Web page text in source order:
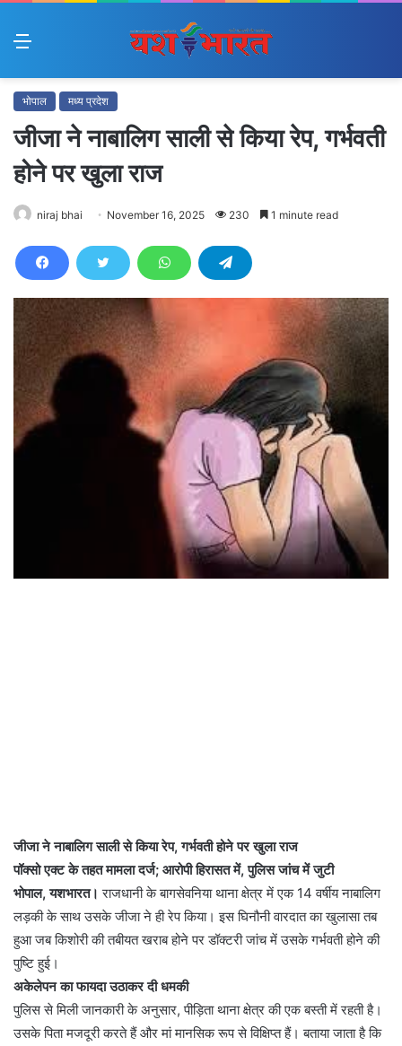
Menu
भोपाल मध्य प्रदेश
जीजा ने नाबालिग साली से किया रेप, गर्भवती
होने पर खुला राज
niraj bhai November 16, 2025 230 1 minute read
जीजा ने नाबालिग साली से किया रेप, गर्भवती होने पर खुला राज
पॉक्सो एक्ट के तहत मामला दर्ज; आरोपी हिरासत में, पुलिस जांच में जुटी
भोपाल, यशभारत। राजधानी के बागसेवनिया थाना क्षेत्र में एक 14 वर्षीय नाबालिग
लड़की के साथ उसके जीजा ने ही रेप किया। इस घिनौनी वारदात का खुलासा तब
हुआ जब किशोरी की तबीयत खराब होने पर डॉक्टरी जांच में उसके गर्भवती होने की
पुष्टि हुई।
अकेलेपन का फायदा उठाकर दी धमकी
पुलिस से मिली जानकारी के अनुसार, पीड़िता थाना क्षेत्र की एक बस्ती में रहती है।
उसके पिता मजदूरी करते हैं और मां मानसिक रूप से विक्षिप्त हैं। बताया जाता है कि